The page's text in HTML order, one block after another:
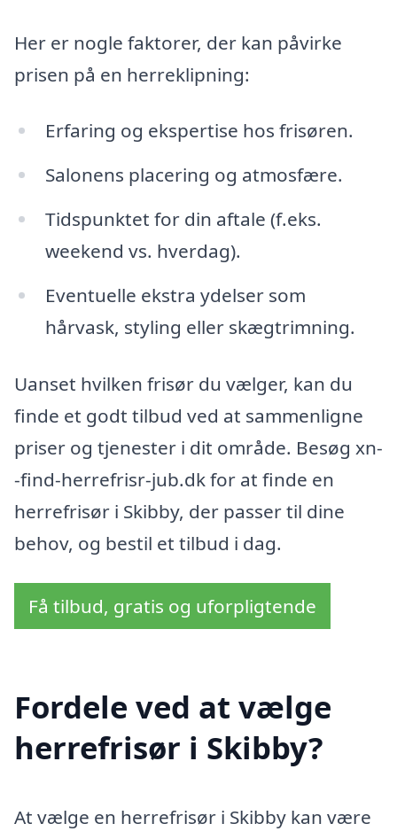
Her er nogle faktorer, der kan påvirke
prisen på en herreklipning:
Erfaring og ekspertise hos frisøren.
Salonens placering og atmosfære.
Tidspunktet for din aftale (f.eks.
weekend vs. hverdag).
Eventuelle ekstra ydelser som
hårvask, styling eller skægtrimning.
Uanset hvilken frisør du vælger, kan du
finde et godt tilbud ved at sammenligne
priser og tjenester i dit område. Besøg xn-
-find-herrefrisr-jub.dk for at finde en
herrefrisør i Skibby, der passer til dine
behov, og bestil et tilbud i dag.
Få tilbud, gratis og uforpligtende
Fordele ved at vælge
herrefrisør i Skibby?
At vælge en herrefrisør i Skibby kan være